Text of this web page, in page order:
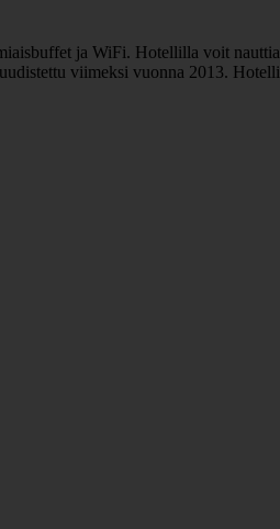
ja WiFi. Hotellilla voit
viimeksi vuonna 2013.